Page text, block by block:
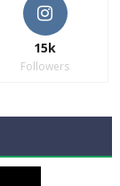
15k
Followers